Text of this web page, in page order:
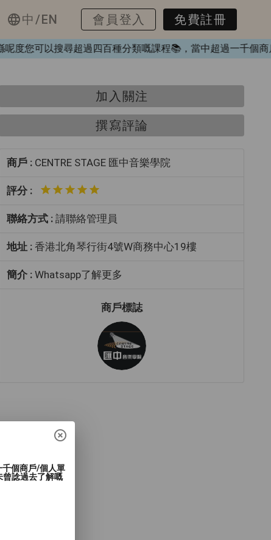
您可以搜尋超過四百種分類嘅課程📚，當中超過一千個商
中/EN 會員登入 免費註冊
加入關注
撰寫評論
商戶 : CENTRE STAGE 匯中音樂學院
評分 :
聯絡方式 : 請聯絡管理員
地址 : 香港北角琴行街4號W商務中心19樓
簡介 : Whatsapp了解更多
商戶標誌
個商戶/個人單
曾諗過去了解嘅